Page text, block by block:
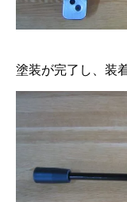
塗装が完了し、装